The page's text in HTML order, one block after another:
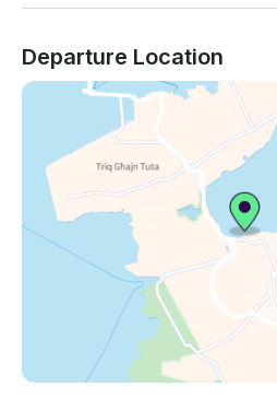
Departure Location